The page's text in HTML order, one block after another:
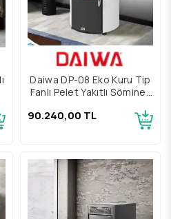
Daiwa DP-08 Eko Kuru Tip
Fanlı Pelet Yakıtlı Şömineli
90.240,00 TL